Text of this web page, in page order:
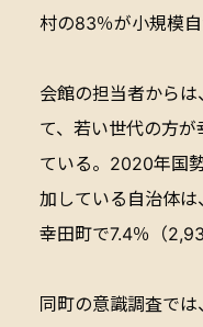
村の83％が小規模自
会館の担当者から
て、若い世代の方
ている。2020年国
加している自治体
幸田町で7.4％（
同町の意識調査で